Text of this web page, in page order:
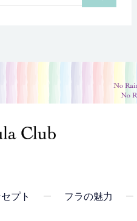
プト フラの魅力